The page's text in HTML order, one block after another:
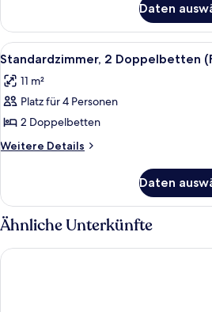
anzeigen
Mehrere
Betten
(Family
3)
Daten
Alle
Fotos
für
Standardzimmer,
2 Doppelbetten
(Family
anzeigen
6
Standardzimmer, 2 Doppelbetten
11 m²
Platz für 4 Personen
2 Doppelbetten
Weitere Details
Weitere
2 Doppelbetten
(Family
for
Daten
Ähnliche Unterkünfte
Ramada Plaza by WyndhamWrexham